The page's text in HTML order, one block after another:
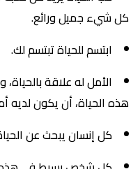
كل شيء جميل ورائع.
ابتسم للحياة تبتسم لك.
الأمل له علاقة
هذه الحياة، أن يكون لديه
كل إنسان يبحث عن